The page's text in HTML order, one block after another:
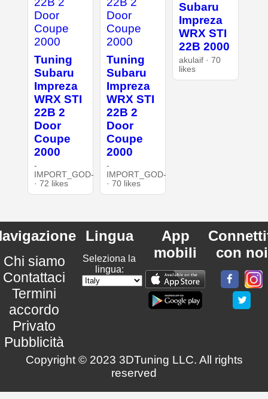
Tuning
Subaru
Impreza
WRX STI
22B 2
Door
Coupe
2000
-
IMPORT_GOD-
· 72 likes
Tuning
Subaru
Impreza
WRX STI
22B 2
Door
Coupe
2000
-
IMPORT_GOD-
· 70 likes
Subaru
Impreza
WRX STI
22B 2000
akulaif · 70
likes
Chi siamo
Contattaci
Termini
accordo
Privato
Pubblicità
Lingua
Seleziona la
lingua:
App
mobili
con noi
Copyright © 2023 3DTuning LLC. All rights
reserved